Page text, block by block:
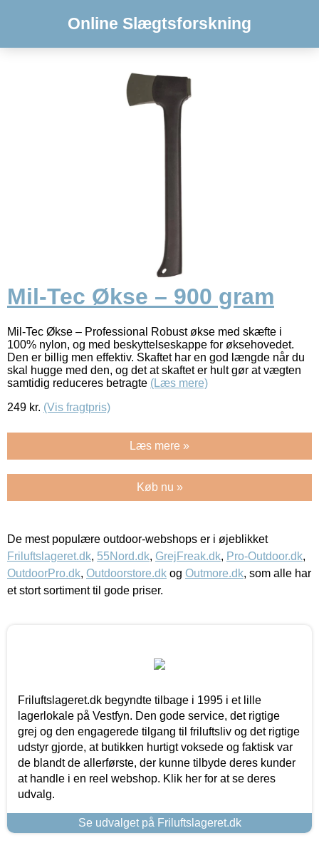
Online Slægtsforskning
Mil-Tec Økse – 900 gram
Mil-Tec Økse – Professional Robust økse med skæfte i
100% nylon, og med beskyttelseskappe for øksehovedet.
Den er billig men effektiv. Skaftet har en god længde når du
skal hugge med den, og det at skaftet er hult gør at vægten
samtidig reduceres betragte (Læs mere)
249 kr. (Vis fragtpris)
Læs mere »
Køb nu »
De mest populære outdoor-webshops er i øjeblikket
Friluftslageret.dk, 55Nord.dk, GrejFreak.dk, Pro-Outdoor.dk,
OutdoorPro.dk, Outdoorstore.dk og Outmore.dk, som alle har
et stort sortiment til gode priser.
Friluftslageret.dk begyndte tilbage i 1995 i et lille
lagerlokale på Vestfyn. Den gode service, det rigtige
grej og den engagerede tilgang til friluftsliv og det rigtige
udstyr gjorde, at butikken hurtigt voksede og faktisk var
de blandt de allerførste, der kunne tilbyde deres kunder
at handle i en reel webshop. Klik her for at se deres
udvalg.
Se udvalget på Friluftslageret.dk